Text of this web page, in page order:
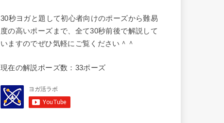
30秒ヨガと題して初心者向けのポーズから難易
度の高いポーズまで、全て30秒前後で解説して
いますのでぜひ気軽にご覧ください＾＾
現在の解説ポーズ数：33ポーズ